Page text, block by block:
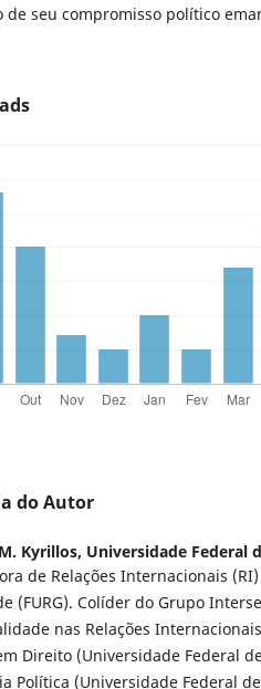
de seu compromisso político
do Autor
Kyrillos, Universidade Federal
de Relações Internacionais
(FURG). Colíder do Grupo
nas Relações
Direito (Universidade Federal
Política (Universidade Federal